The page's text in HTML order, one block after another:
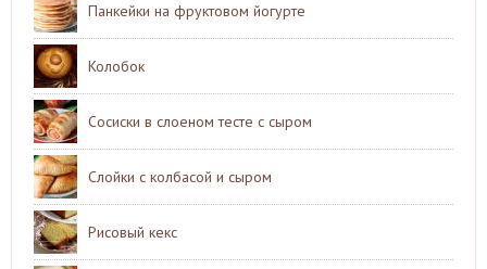
Панкейки на фруктовом йогурте
Колобок
Сосиски в слоеном тесте с сыром
Слойки с колбасой и сыром
Рисовый кекс